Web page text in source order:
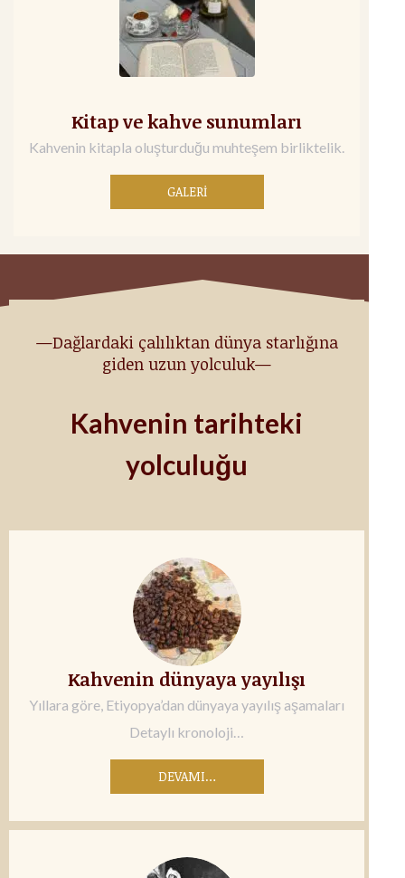
Kitap ve kahve sunumları
Kahvenin kitapla oluşturduğu muhteşem birliktelik.
GALERİ
—Dağlardaki çalılıktan dünya starlığına
giden uzun yolculuk—
Kahvenin tarihteki
yolculuğu
Kahvenin dünyaya yayılışı
Yıllara göre, Etiyopya’dan dünyaya yayılış aşamaları
Detaylı kronoloji…
DEVAMI…